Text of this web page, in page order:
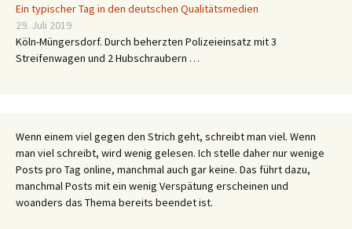
Ein typischer Tag in den deutschen Qualitätsmedien
29. Juli 2019
Köln-Müngersdorf. Durch beherzten Polizeieinsatz mit 3
Streifenwagen und 2 Hubschraubern …
Wenn einem viel gegen den Strich geht, schreibt man viel. Wenn
man viel schreibt, wird wenig gelesen. Ich stelle daher nur wenige
Posts pro Tag online, manchmal auch gar keine. Das führt dazu,
manchmal Posts mit ein wenig Verspätung erscheinen und
woanders das Thema bereits beendet ist.